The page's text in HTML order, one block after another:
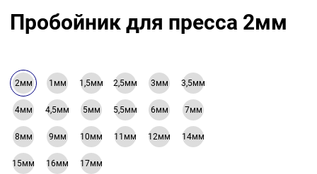
Пробойник для пресса 2мм
2мм 1мм 1,5мм 2,5мм 3мм 3,5мм
4мм 4,5мм 5мм 5,5мм 6мм 7мм
8мм 9мм 10мм 11мм 12мм 14мм
15мм 16мм 17мм